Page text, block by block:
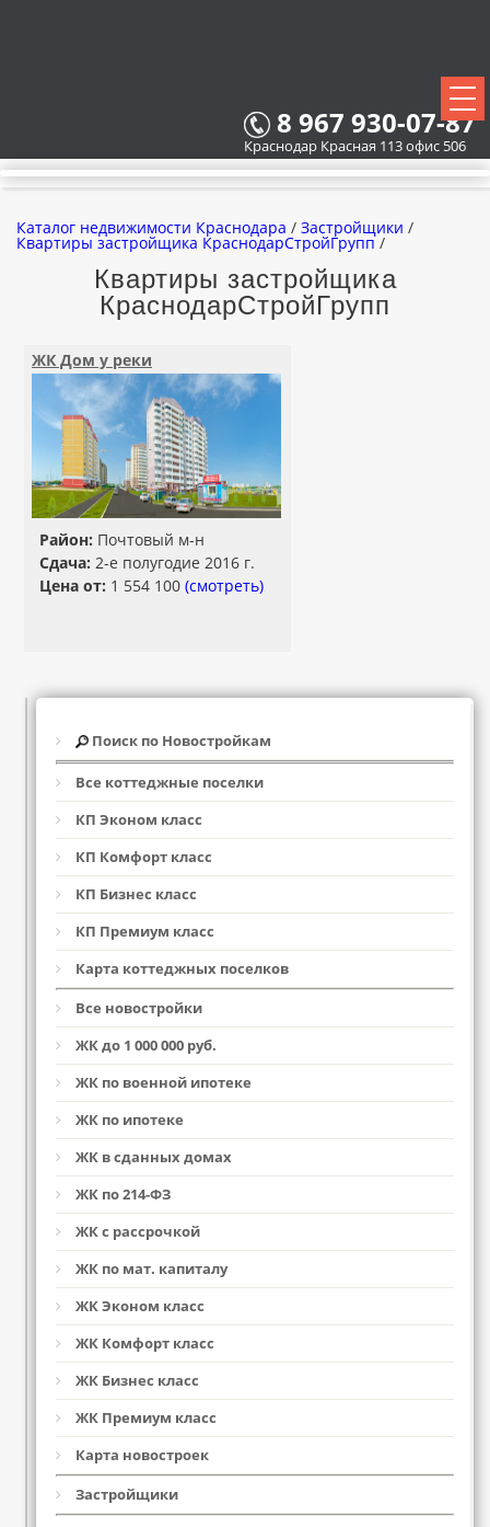
8 967 930-07-87
Краснодар Красная 113 офис 506
ВСЕ НОВОСТРОЙКИ
ЗАСТРОЙЩИКИ
ВСЕ КОТТЕДЖНЫЕ ПОСЕЛКИ
Каталог недвижимости Краснодара / Застройщики /
Квартиры застройщика КраснодарСтройГрупп /
Квартиры застройщика
КраснодарСтройГрупп
ЖК Дом у реки
Район: Почтовый м-н
Сдача: 2-е полугодие 2016 г.
Цена от: 1 554 100 (смотреть)
Поиск по Новостройкам
Все коттеджные поселки
КП Эконом класс
КП Комфорт класс
КП Бизнес класс
КП Премиум класс
Карта коттеджных поселков
Все новостройки
ЖК до 1 000 000 руб.
ЖК по военной ипотеке
ЖК по ипотеке
ЖК в сданных домах
ЖК по 214-ФЗ
ЖК с рассрочкой
ЖК по мат. капиталу
ЖК Эконом класс
ЖК Комфорт класс
ЖК Бизнес класс
ЖК Премиум класс
Карта новостроек
Застройщики